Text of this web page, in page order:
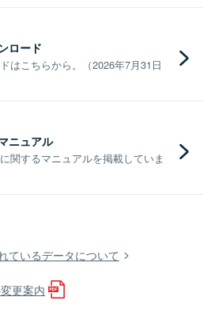
ロード
はこちらから。（2026年7月31日
ニュアル
関するマニュアルを掲載していま
ているデータについて
更案内